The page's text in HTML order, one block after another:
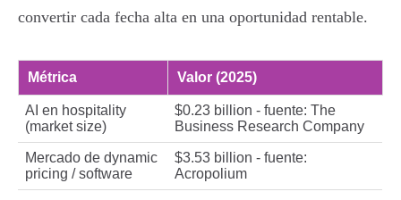
convertir cada fecha alta en una oportunidad rentable.
Métrica Valor (2025)
AI en hospitality
(market size)
$0.23 billion - fuente: The
Business Research Company
Mercado de dynamic
pricing / software
$3.53 billion - fuente:
Acropolium